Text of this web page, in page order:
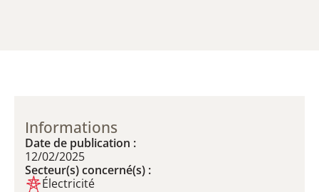
Informations
Date de publication :
12/02/2025
Secteur(s) concerné(s) :
Électricité